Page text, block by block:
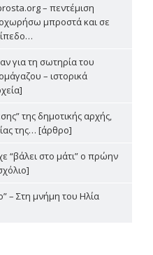
– πεντέμιση
μπροστά και σε
για τη σωτηρία του
– ιστορικά
της δημοτικής αρχής,
της… [άρθρο]
“βάλει στο μάτι” ο πρώην
– Στη μνήμη του Ηλία